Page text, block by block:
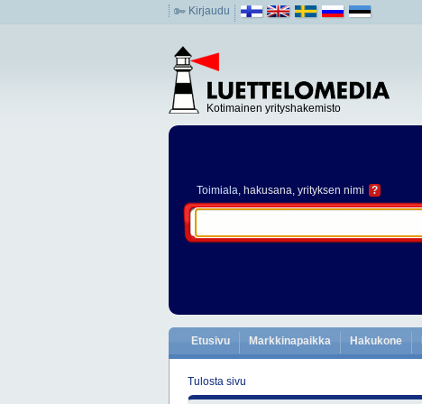
Kirjaudu
Kotimainen yrityshakemisto
Toimiala, hakusana, yrityksen nimi ?
Etusivu Markkinapaikka Hakukone
Tulosta sivu